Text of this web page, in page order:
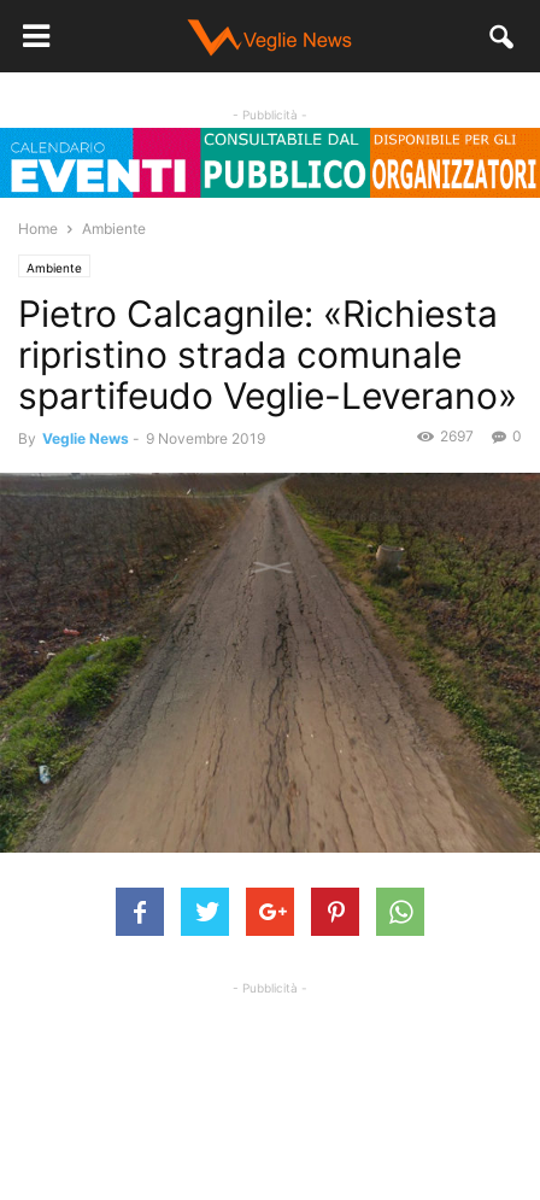
- Pubblicità -
Home Ambiente
Ambiente
Pietro Calcagnile: «Richiesta
ripristino strada comunale
spartifeudo Veglie-Leverano»
By Veglie News - 9 Novembre 2019 0
2697
- Pubblicità -